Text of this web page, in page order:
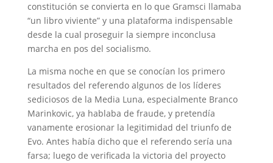
constitución se convierta en lo que Gramsci llamaba
“un libro viviente” y una plataforma indispensable
desde la cual proseguir la siempre inconclusa
marcha en pos del socialismo.
La misma noche en que se conocían los primero
resultados del referendo algunos de los líderes
sediciosos de la Media Luna, especialmente Branco
Marinkovic, ya hablaba de fraude, y pretendía
vanamente erosionar la legitimidad del triunfo de
Evo. Antes había dicho que el referendo sería una
farsa; luego de verificada la victoria del proyecto